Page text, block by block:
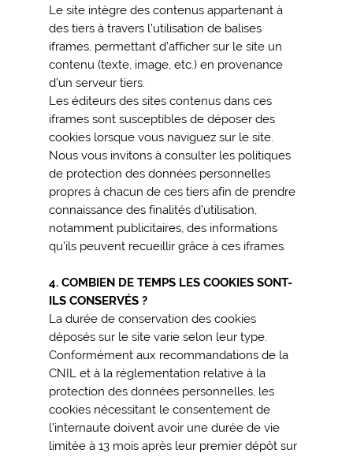
Le site intègre des contenus appartenant à
des tiers à travers l’utilisation de balises
iframes, permettant d’afficher sur le site un
contenu (texte, image, etc.) en provenance
d’un serveur tiers.
Les éditeurs des sites contenus dans ces
iframes sont susceptibles de déposer des
cookies lorsque vous naviguez sur le site.
Nous vous invitons à consulter les politiques
de protection des données personnelles
propres à chacun de ces tiers afin de prendre
connaissance des finalités d’utilisation,
notamment publicitaires, des informations
qu’ils peuvent recueillir grâce à ces iframes.
4. COMBIEN DE TEMPS LES COOKIES SONT-
ILS CONSERVÉS ?
La durée de conservation des cookies
déposés sur le site varie selon leur type.
Conformément aux recommandations de la
CNIL et à la réglementation relative à la
protection des données personnelles, les
cookies nécessitant le consentement de
l’internaute doivent avoir une durée de vie
limitée à 13 mois après leur premier dépôt sur